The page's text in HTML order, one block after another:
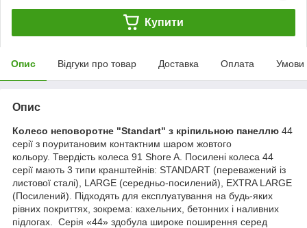
Купити
Опис Відгуки про товар Доставка Оплата Умови
Опис
Колесо неповоротне "Standart" з кріпильною панеллю 44
серії з поуритановим контактним шаром жовтого
кольору. Твердість колеса 91 Shore A. Посилені колеса 44
серії мають 3 типи кранштейнів: STANDART (переважений із
листової сталі), LARGE (середньо-посилений), EXTRA LARGE
(Посилений). Підходять для експлуатування на будь-яких
рівних покриттях, зокрема: кахельних, бетонних і наливних
підлогах. Серія «44» здобула широке поширення серед